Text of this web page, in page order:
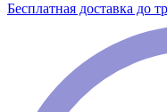
Бесплатная доставка до